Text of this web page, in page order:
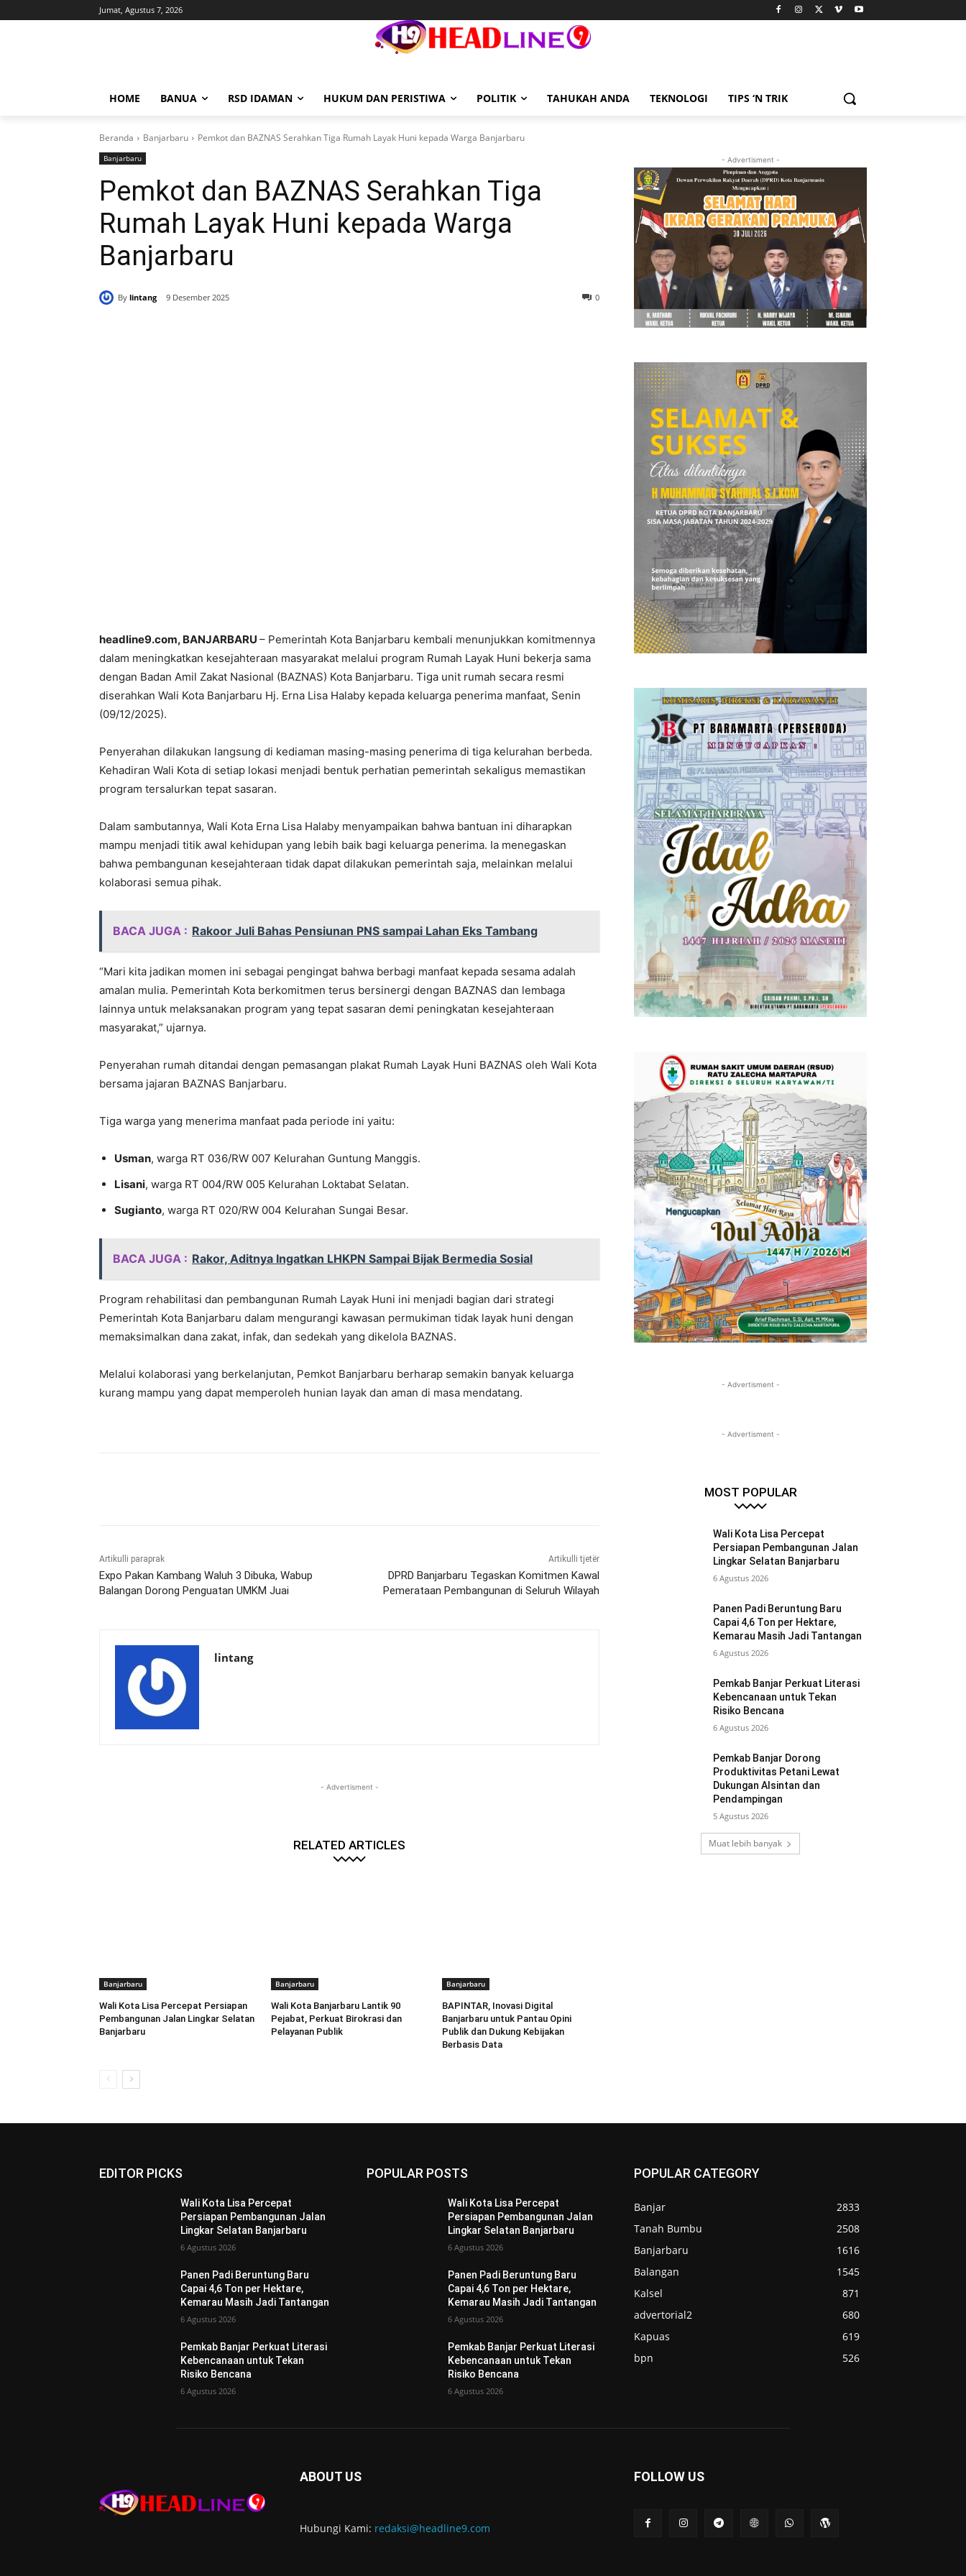
Jumat, Agustus 7, 2026
HOME BANUA RSD IDAMAN HUKUM DAN PERISTIWA POLITIK TAHUKAH ANDA TEKNOLOGI TIPS ‘N TRIK
Beranda Banjarbaru Pemkot dan BAZNAS Serahkan Tiga Rumah Layak Huni kepada Warga Banjarbaru
Banjarbaru
Pemkot dan BAZNAS Serahkan Tiga
Rumah Layak Huni kepada Warga
Banjarbaru
By lintang 9 Desember 2025 0
headline9.com, BANJARBARU – Pemerintah Kota Banjarbaru kembali menunjukkan komitmennya
dalam meningkatkan kesejahteraan masyarakat melalui program Rumah Layak Huni bekerja sama
dengan Badan Amil Zakat Nasional (BAZNAS) Kota Banjarbaru. Tiga unit rumah secara resmi
diserahkan Wali Kota Banjarbaru Hj. Erna Lisa Halaby kepada keluarga penerima manfaat, Senin
(09/12/2025).
Penyerahan dilakukan langsung di kediaman masing-masing penerima di tiga kelurahan berbeda.
Kehadiran Wali Kota di setiap lokasi menjadi bentuk perhatian pemerintah sekaligus memastikan
program tersalurkan tepat sasaran.
Dalam sambutannya, Wali Kota Erna Lisa Halaby menyampaikan bahwa bantuan ini diharapkan
mampu menjadi titik awal kehidupan yang lebih baik bagi keluarga penerima. Ia menegaskan
bahwa pembangunan kesejahteraan tidak dapat dilakukan pemerintah saja, melainkan melalui
kolaborasi semua pihak.
BACA JUGA : Rakoor Juli Bahas Pensiunan PNS sampai Lahan Eks Tambang
“Mari kita jadikan momen ini sebagai pengingat bahwa berbagi manfaat kepada sesama adalah
amalan mulia. Pemerintah Kota berkomitmen terus bersinergi dengan BAZNAS dan lembaga
lainnya untuk melaksanakan program yang tepat sasaran demi peningkatan kesejahteraan
masyarakat,” ujarnya.
Penyerahan rumah ditandai dengan pemasangan plakat Rumah Layak Huni BAZNAS oleh Wali Kota
bersama jajaran BAZNAS Banjarbaru.
Tiga warga yang menerima manfaat pada periode ini yaitu:
Usman, warga RT 036/RW 007 Kelurahan Guntung Manggis.
Lisani, warga RT 004/RW 005 Kelurahan Loktabat Selatan.
Sugianto, warga RT 020/RW 004 Kelurahan Sungai Besar.
BACA JUGA : Rakor, Aditnya Ingatkan LHKPN Sampai Bijak Bermedia Sosial
Program rehabilitasi dan pembangunan Rumah Layak Huni ini menjadi bagian dari strategi
Pemerintah Kota Banjarbaru dalam mengurangi kawasan permukiman tidak layak huni dengan
memaksimalkan dana zakat, infak, dan sedekah yang dikelola BAZNAS.
Melalui kolaborasi yang berkelanjutan, Pemkot Banjarbaru berharap semakin banyak keluarga
kurang mampu yang dapat memperoleh hunian layak dan aman di masa mendatang.
Artikulli paraprak
Expo Pakan Kambang Waluh 3 Dibuka, Wabup
Balangan Dorong Penguatan UMKM Juai
Artikulli tjetër
DPRD Banjarbaru Tegaskan Komitmen Kawal
Pemerataan Pembangunan di Seluruh Wilayah
lintang
- Advertisment -
RELATED ARTICLES
Banjarbaru
Wali Kota Lisa Percepat Persiapan
Pembangunan Jalan Lingkar Selatan
Banjarbaru
Banjarbaru
Wali Kota Banjarbaru Lantik 90
Pejabat, Perkuat Birokrasi dan
Pelayanan Publik
Banjarbaru
BAPINTAR, Inovasi Digital
Banjarbaru untuk Pantau Opini
Publik dan Dukung Kebijakan
Berbasis Data
- Advertisment -
- Advertisment -
- Advertisment -
MOST POPULAR
Wali Kota Lisa Percepat
Persiapan Pembangunan Jalan
Lingkar Selatan Banjarbaru
6 Agustus 2026
Panen Padi Beruntung Baru
Capai 4,6 Ton per Hektare,
Kemarau Masih Jadi Tantangan
6 Agustus 2026
Pemkab Banjar Perkuat Literasi
Kebencanaan untuk Tekan
Risiko Bencana
6 Agustus 2026
Pemkab Banjar Dorong
Produktivitas Petani Lewat
Dukungan Alsintan dan
Pendampingan
5 Agustus 2026
Muat lebih banyak
EDITOR PICKS
Wali Kota Lisa Percepat
Persiapan Pembangunan Jalan
Lingkar Selatan Banjarbaru
6 Agustus 2026
Panen Padi Beruntung Baru
Capai 4,6 Ton per Hektare,
Kemarau Masih Jadi Tantangan
6 Agustus 2026
Pemkab Banjar Perkuat Literasi
Kebencanaan untuk Tekan
Risiko Bencana
6 Agustus 2026
POPULAR POSTS
Wali Kota Lisa Percepat
Persiapan Pembangunan Jalan
Lingkar Selatan Banjarbaru
6 Agustus 2026
Panen Padi Beruntung Baru
Capai 4,6 Ton per Hektare,
Kemarau Masih Jadi Tantangan
6 Agustus 2026
Pemkab Banjar Perkuat Literasi
Kebencanaan untuk Tekan
Risiko Bencana
6 Agustus 2026
POPULAR CATEGORY
Banjar
2833
Tanah Bumbu
2508
Banjarbaru
1616
Balangan
1545
Kalsel
871
advertorial2
680
Kapuas
619
bpn
526
ABOUT US
Hubungi Kami: redaksi@headline9.com
FOLLOW US